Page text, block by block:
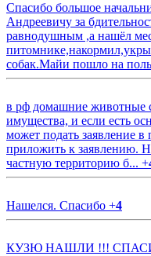
Спасибо большое
Андреевичу за
равнодушным ,а нашёл
собак.Майи пошло на
в рф домашние животные
имущества, и если есть
может подать заявление в
приложить к заявлению.
частную территорию б... +
Нашелся. Спасибо +4
КУЗЮ НАШЛИ !!!